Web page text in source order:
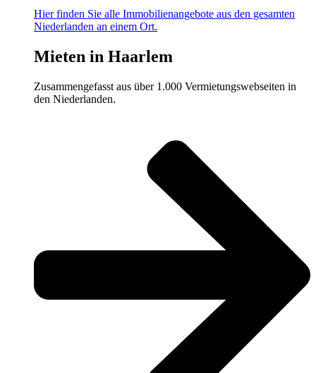
Hier finden Sie alle Immobilienangebote aus den gesamten
Niederlanden an einem Ort.
Mieten in Haarlem
Zusammengefasst aus über 1.000 Vermietungswebseiten in
den Niederlanden.